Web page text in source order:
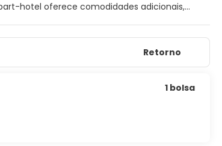
hotel oferece comodidades adicionais,
cozinhas com geladeiras e cooktops. A
diversão. As comodidades incluem cofres e
entre 7h30 e 10h30, mediante uma
recepção 24 horas e equipe multilíngue.
Retorno
1 bolsa